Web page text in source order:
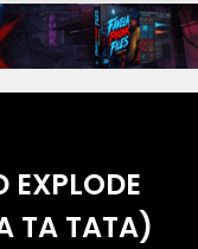
EXPLODE
TA TATA)